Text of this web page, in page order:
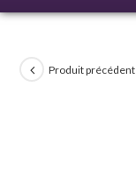
Produit précédent